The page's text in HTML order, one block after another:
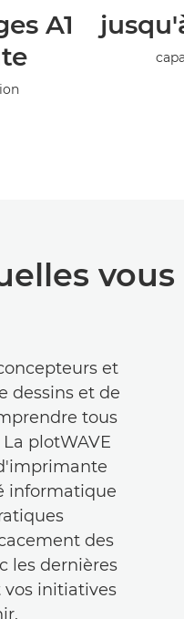
A1
et
dessins et de
tous
plotWAVE
informatique
des
les dernières
initiatives